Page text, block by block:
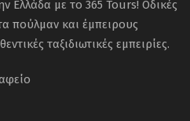
Ελλάδα με το 365 Tours! Οδικές
πούλμαν και έμπειρους
ταξιδιωτικές εμπειρίες.